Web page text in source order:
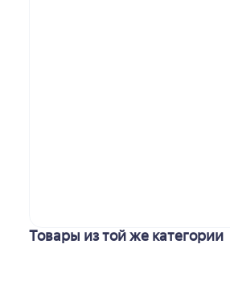
Товары из той же категории